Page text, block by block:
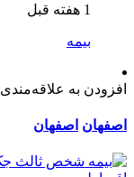
1 هفته قبل
بیمه
افزودن به علاقه‌مندی
اصفهان اصفهان